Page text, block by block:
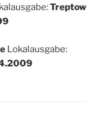
Treptow
Lokalausgabe: